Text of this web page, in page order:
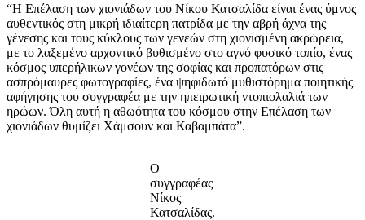
“Η Επέλαση των χιονιάδων του Νίκου Κατσαλίδα είναι ένας ύμνος
αυθεντικός στη μικρή ιδιαίτερη πατρίδα με την αβρή άχνα της
γένεσης και τους κύκλους των γενεών στη χιονισμένη ακρώρεια,
με το λαξεμένο αρχοντικό βυθισμένο στο αγνό φυσικό τοπίο, ένας
κόσμος υπερήλικων γονέων της σοφίας και προπατόρων στις
ασπρόμαυρες φωτογραφίες, ένα ψηφιδωτό μυθιστόρημα ποιητικής
αφήγησης του συγγραφέα με την ηπειρωτική ντοπιολαλιά των
ηρώων. Όλη αυτή η αθωότητα του κόσμου στην Επέλαση των
χιονιάδων θυμίζει Χάμσουν και Καβαμπάτα”.
Ο
συγγραφέας
Νίκος
Κατσαλίδας.